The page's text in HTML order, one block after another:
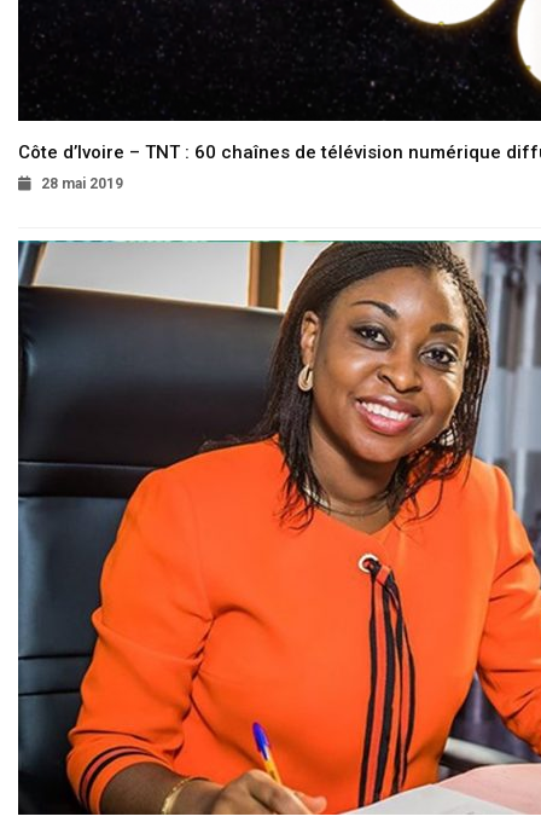
Côte d’Ivoire – TNT : 60 chaînes de télévision numérique
28 mai 2019